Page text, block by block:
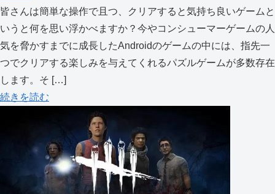
皆さんは簡単な操作で且つ、クリアすると気持ち良いゲームと
いうと何を思い浮かべますか？今やコンシューマーゲームの人
気を脅かすまでに成長したAndroidのゲームの中には、指先一
つでクリアする楽しみを与えてくれるパズルゲームが多数存在
します。そ […]
続きを読む